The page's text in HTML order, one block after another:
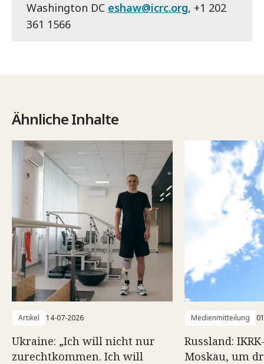
Washington DC eshaw@icrc.org, +1 202
361 1566
Ähnliche Inhalte
Artikel 14-07-2026
Ukraine: „Ich will nicht nur
zurechtkommen. Ich will
Medienmitteilung
Russland:
Moskau, um